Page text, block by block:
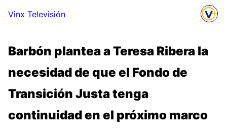
Vinx Televisión
Barbón plantea a Teresa Ribera la
necesidad de que el Fondo de
Transición Justa tenga
continuidad en el próximo marco